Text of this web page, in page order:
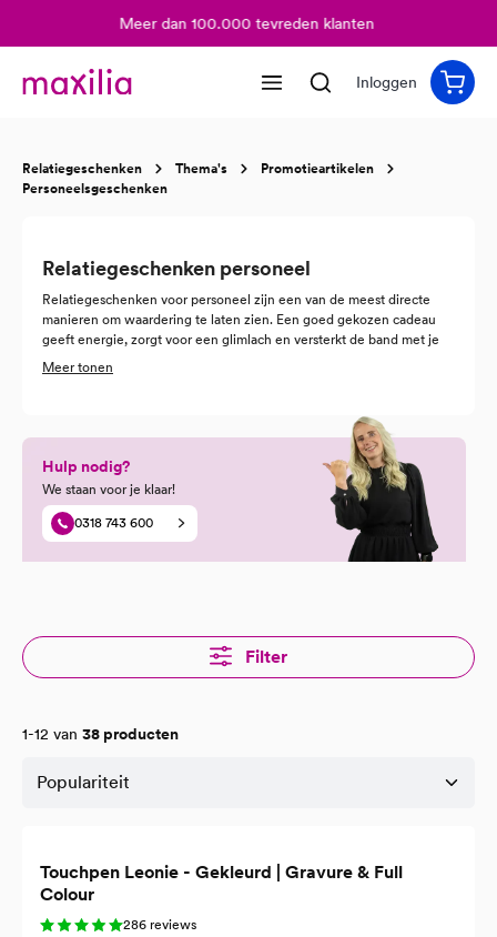
Meer dan 100.000 tevreden klanten
Inloggen
Relatiegeschenken Thema's
Promotieartikelen
Personeelsgeschenken
Relatiegeschenken personeel
Relatiegeschenken voor personeel zijn een van de meest directe
manieren om waardering te laten zien. Een goed gekozen cadeau
geeft energie, zorgt voor een glimlach en versterkt de band met je
organisatie. Met een persoonlijk relatiegeschenk voelt je team dat
Meer tonen
Hulp nodig?
We staan voor je klaar!
0318 743 600
Filter
1-12 van 38 producten
Touchpen Leonie - Gekleurd | Gravure & Full
Colour
286 reviews